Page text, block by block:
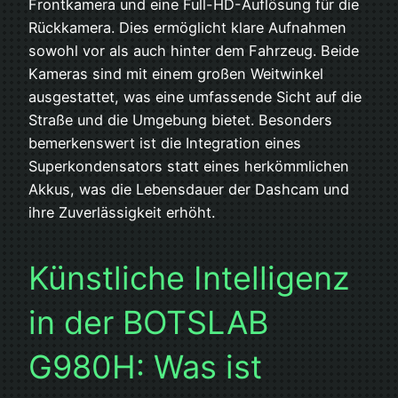
Frontkamera und eine Full-HD-Auflösung für die
Rückkamera. Dies ermöglicht klare Aufnahmen
sowohl vor als auch hinter dem Fahrzeug. Beide
Kameras sind mit einem großen Weitwinkel
ausgestattet, was eine umfassende Sicht auf die
Straße und die Umgebung bietet. Besonders
bemerkenswert ist die Integration eines
Superkondensators statt eines herkömmlichen
Akkus, was die Lebensdauer der Dashcam und
ihre Zuverlässigkeit erhöht.
Künstliche Intelligenz
in der BOTSLAB
G980H: Was ist